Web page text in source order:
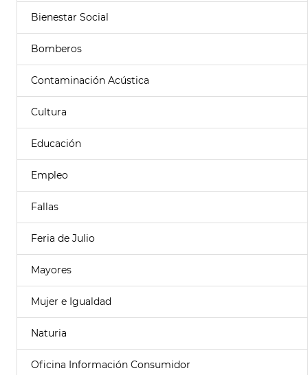
Bienestar Social
Bomberos
Contaminación Acústica
Cultura
Educación
Empleo
Fallas
Feria de Julio
Mayores
Mujer e Igualdad
Naturia
Oficina Información Consumidor